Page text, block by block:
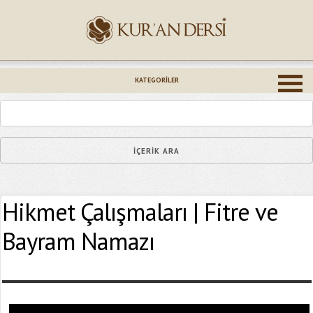
KATEGORILER
Hikmet Çalışmaları | Fitre ve
Bayram Namazı
Epostanız (*)
Yaşadığınız Hatanın Ayrıntıları